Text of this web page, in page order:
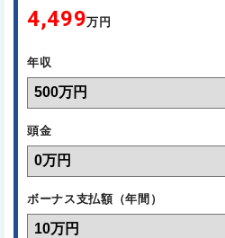
4,499万円
年収
頭金
ボーナス支払額（年間）